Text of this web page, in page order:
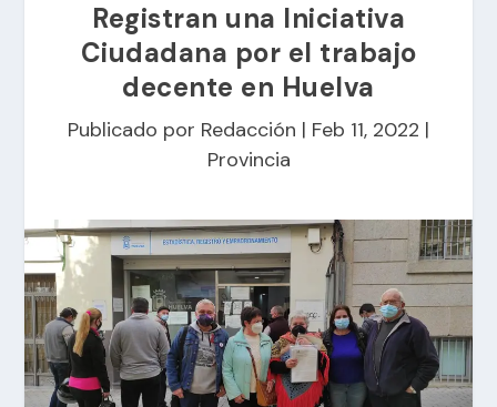
Registran una Iniciativa
Ciudadana por el trabajo
decente en Huelva
Publicado por Redacción | Feb 11, 2022 |
Provincia